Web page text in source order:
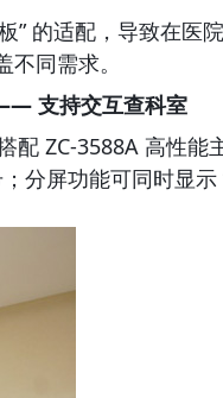
” 的适配，导致在医
同需求。
支持交互查科室
配 ZC-3588A 高性
分屏功能可同时显示